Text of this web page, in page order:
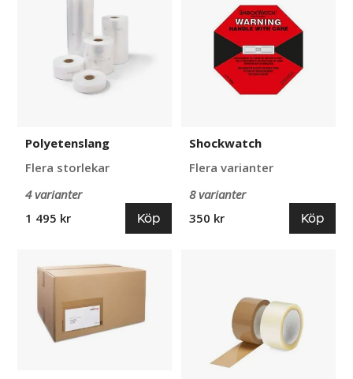
Polyetenslang
Flera storlekar
4 varianter
1 495 kr
Köp
Shockwatch
Flera varianter
8 varianter
350 kr
Köp